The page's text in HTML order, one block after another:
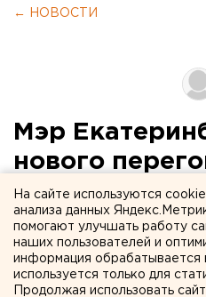
← НОВОСТИ
Мэр
нового
городской
На сайте используются
анализа данных
помогают улучшать работу
наших пользователей и
информация обрабатывается
используется только для
Продолжая использовать